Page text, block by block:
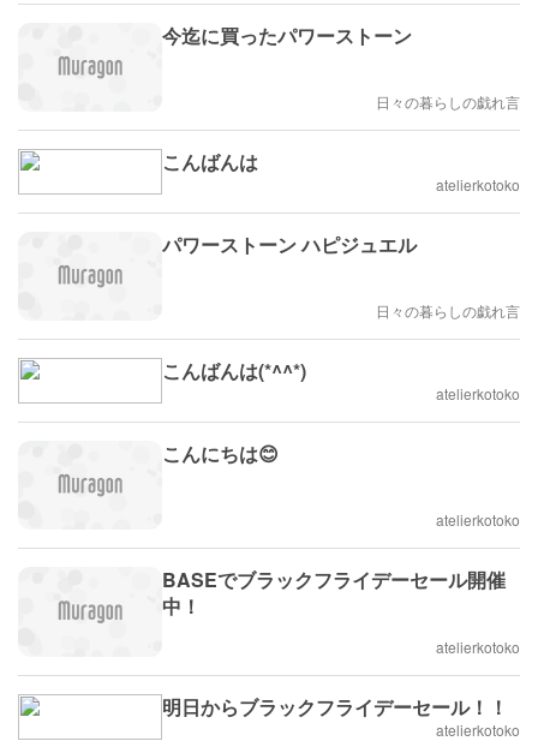
今迄に買ったパワーストーン
日々の暮らしの戯れ言
こんばんは
atelierkotoko
パワーストーン ハピジュエル
日々の暮らしの戯れ言
こんばんは(*^^*)
atelierkotoko
こんにちは😊
atelierkotoko
BASEでブラックフライデーセール開催
中！
atelierkotoko
明日からブラックフライデーセール！！
atelierkotoko